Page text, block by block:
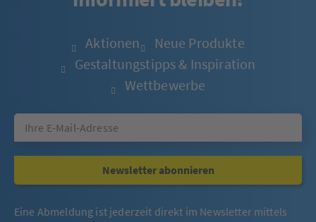
Aktionen
Neue Produkte
Gestaltungstipps & Inspiration
Wettbewerbe
Newsletter abonnieren
Eine Abmeldung ist jederzeit direkt im Newsletter mittels